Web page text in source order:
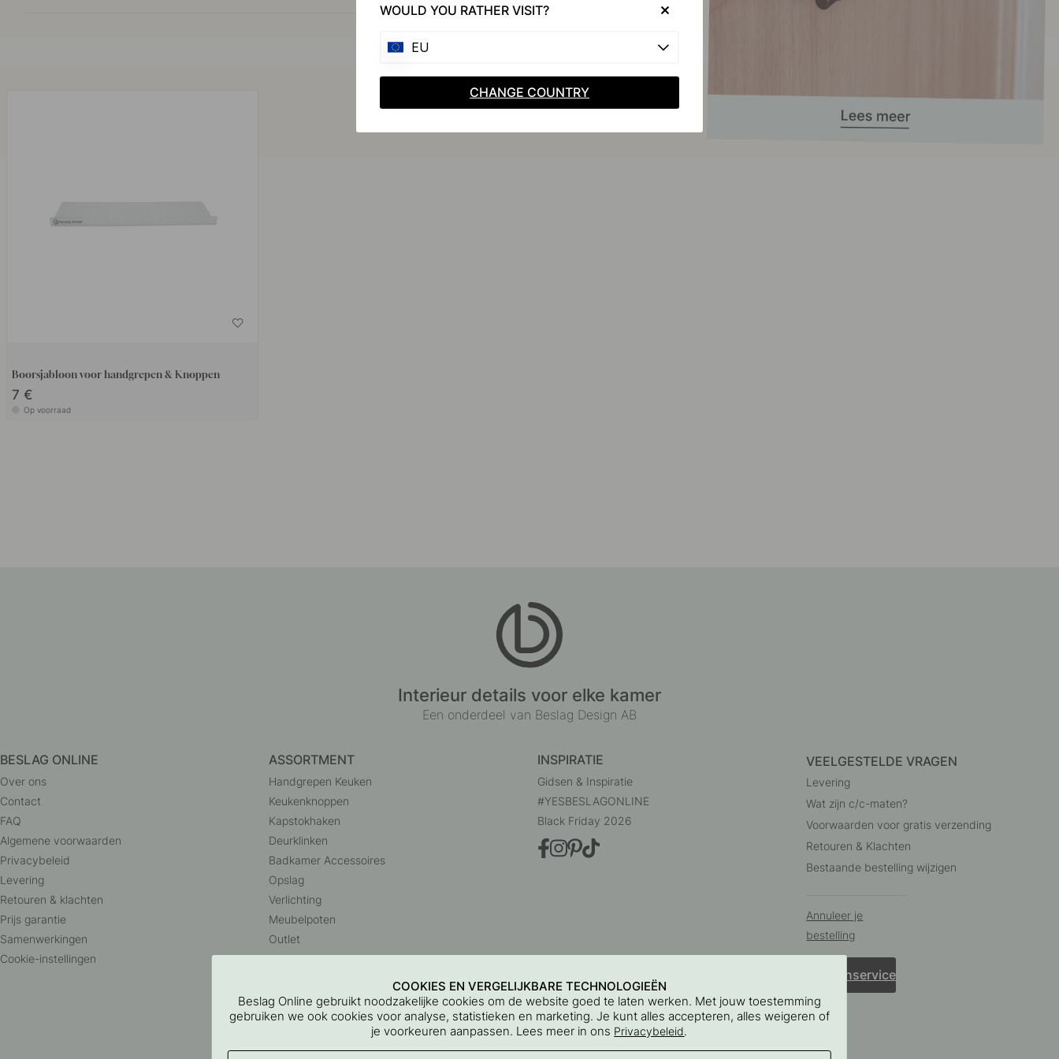
Koop samen met
Boorsjabloon voor handgrepen & Knoppen
7 €
Op voorraad
Interieur details voor elke kamer
Een onderdeel van Beslag Design AB
BESLAG ONLINE
Over ons
Contact
FAQ
Algemene voorwaarden
Privacybeleid
Levering
Retouren & klachten
Prijs garantie
Samenwerkingen
Cookie-instellingen
ASSORTMENT
Handgrepen Keuken
Keukenknoppen
Kapstokhaken
Deurklinken
Badkamer Accessoires
Opslag
Verlichting
Meubelpoten
Outlet
INSPIRATIE
Gidsen & Inspiratie
#YESBESLAGONLINE
Black Friday 2026
VEELGESTELDE VRAGEN
Levering
Wat zijn c/c-maten?
Voorwaarden voor gratis verzending
Retouren & Klachten
Bestaande bestelling wijzigen
Annuleer je
bestelling
Klantenservice
COOKIES EN VERGELIJKBARE TECHNOLOGIEËN
Beslag Online gebruikt noodzakelijke cookies om de website goed te laten werken. Met jouw toestemming
gebruiken we ook cookies voor analyse, statistieken en marketing. Je kunt alles accepteren, alles weigeren of
je voorkeuren aanpassen. Lees meer in ons Privacybeleid.
WOULD YOU RATHER VISIT?
EU
CHANGE COUNTRY